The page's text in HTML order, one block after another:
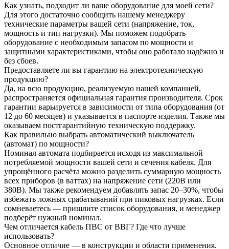
Как узнать, подходит ли ваше оборудование для моей сети?
Для этого достаточно сообщить нашему менеджеру
технические параметры вашей сети (напряжение, ток,
мощность и тип нагрузки). Мы поможем подобрать
оборудование с необходимым запасом по мощности и
защитными характеристиками, чтобы оно работало надёжно и
без сбоев.
Предоставляете ли вы гарантию на электротехническую
продукцию?
Да, на всю продукцию, реализуемую нашей компанией,
распространяется официальная гарантия производителя. Срок
гарантии варьируется в зависимости от типа оборудования (от
12 до 60 месяцев) и указывается в паспорте изделия. Также мы
оказываем постгарантийную техническую поддержку.
Как правильно выбрать автоматический выключатель
(автомат) по мощности?
Номинал автомата подбирается исходя из максимальной
потребляемой мощности вашей сети и сечения кабеля. Для
упрощённого расчёта можно разделить суммарную мощность
всех приборов (в ваттах) на напряжение сети (220В или
380В). Мы также рекомендуем добавлять запас 20–30%, чтобы
избежать ложных срабатываний при пиковых нагрузках. Если
сомневаетесь — пришлите список оборудования, и менеджер
подберёт нужный номинал.
Чем отличается кабель ПВС от ВВГ? Где что лучше
использовать?
Основное отличие — в конструкции и области применения.